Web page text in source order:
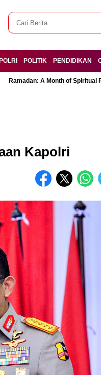
POLITIK PENDIDIKAN
Ramadan: A Month of Spiritual
Kapolri